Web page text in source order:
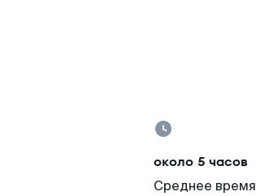
около 5 часов
Среднее время